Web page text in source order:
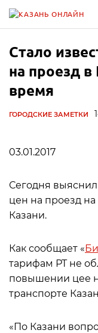
Стало
на проезд
время
ГОРОДСКИЕ ЗАМЕТКИ
03.01.2017
Сегодня
цен на проезд
Казани.
Как сообщает «
тарифам РТ не
повышении цее
транспорте
«По Казани